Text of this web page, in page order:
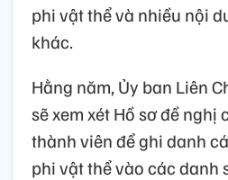
phi vật thể và nhiều nội
khác.
Hằng năm, Ủy ban Liên
sẽ xem xét Hồ sơ đề nghị
thành viên để ghi danh
phi vật thể vào các danh